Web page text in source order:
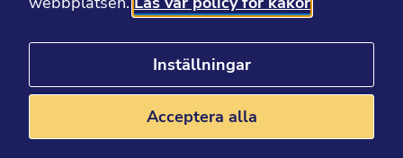
Inställningar
Acceptera alla